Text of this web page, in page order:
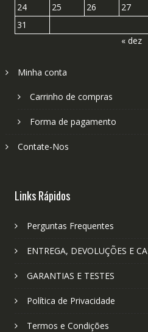
24
25 26 27
31
« dez
Minha conta
Carrinho de compras
Forma de pagamento
Contate-Nos
Links Rápidos
Perguntas Frequentes
ENTREGA, DEVOLUÇÕES E
GARANTIAS E TESTES
Política de Privacidade
Termos e Condições